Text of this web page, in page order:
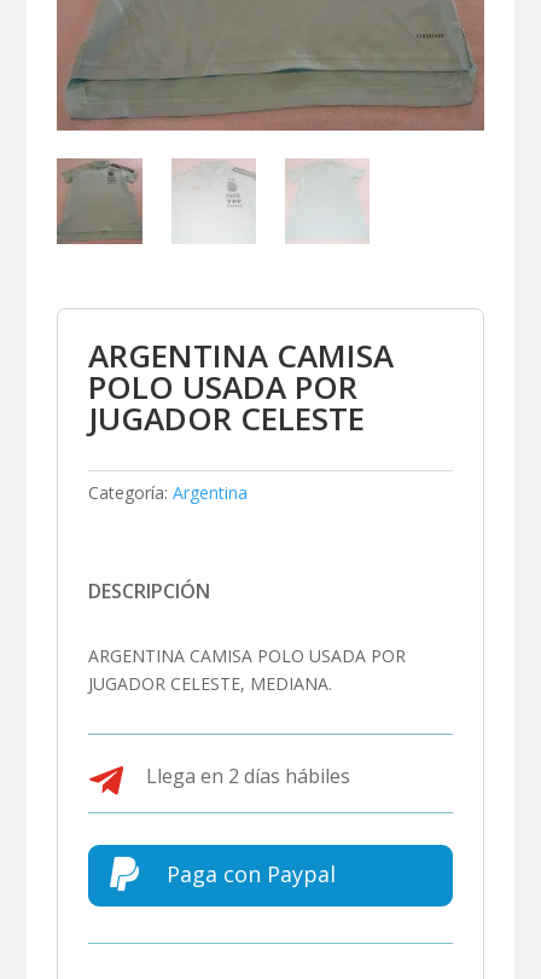
ARGENTINA CAMISA
POLO USADA POR
JUGADOR CELESTE
Categoría: Argentina
DESCRIPCIÓN
ARGENTINA CAMISA POLO USADA POR
JUGADOR CELESTE, MEDIANA.
 Llega en 2 días hábiles
 Paga con Paypal